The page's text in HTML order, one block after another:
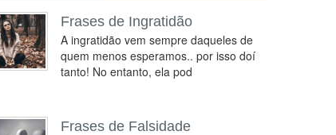
Frases de Ingratidão
A ingratidão vem sempre daqueles de
quem menos esperamos.. por isso doí
tanto! No entanto, ela pod
Frases de Falsidade